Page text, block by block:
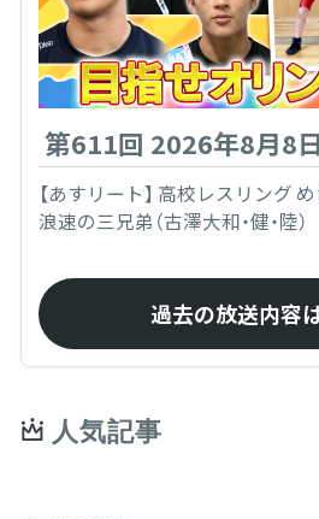
第611回 2026年8月8
【あすリート】 高校レスリング
浪速の三兄弟（古澤大和・健・陸）
過去の放送内容
人気記事